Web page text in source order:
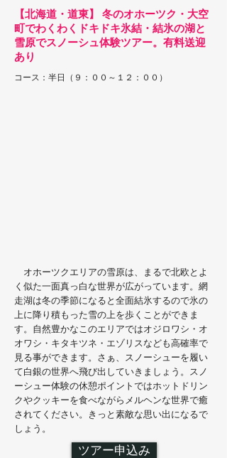
【北海道・道東】 冬のオホーツク・大空
町でわくわくドキドキ氷結・結氷の湖と
雪原でスノーシュ体験ツアー。有料送迎
あり
コース：半日（９：００～１２：００）
オホーツクエリアの雪原は、まるで北欧とよ
く似た一面真っ白な世界が広がっています。網
走湖は冬の季節になると全面結氷するので氷の
上に降り積もった雪の上を歩くことができま
す。自然豊かなこのエリアではオジロワシ・オ
オワシ・キタキツネ・エゾリスなども高確率で
見る事ができます。さぁ、スノーシューを履い
て白銀の世界へ飛び出していきましょう。スノ
ーシュー体験の休憩ポイントではホットドリン
クやクッキーを食べながらメルヘンな世界で癒
されてください。きっと素敵な思い出になるで
しょう。
ツアー申込み